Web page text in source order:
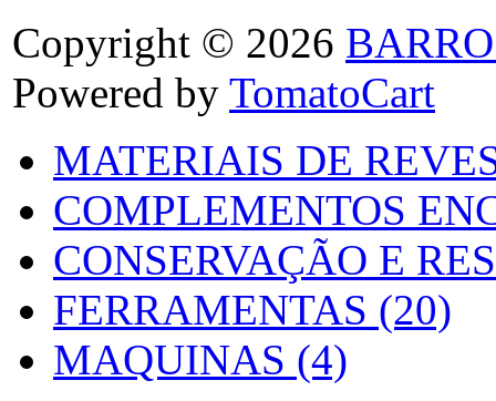
Copyright © 2026
Powered by TomatoCart
MATERIAIS DE
COMPLEMENTOS
CONSERVAÇÃO E
FERRAMENTAS (20)
MAQUINAS (4)